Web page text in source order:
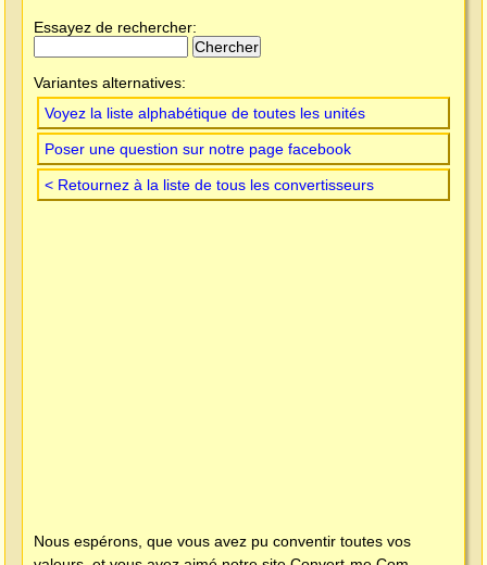
Essayez de rechercher:
Variantes alternatives:
Voyez la liste alphabétique de toutes les unités
Poser une question sur notre page facebook
< Retournez à la liste de tous les convertisseurs
Nous espérons, que vous avez pu conventir toutes vos